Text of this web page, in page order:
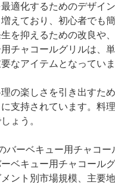
適化するためのデザイン
えており、初心者でも
を抑えるための改良や
チャコールグリルは、
なアイテムとなっていま
の楽しさを引き出すた
支持されています。料
ょう。
ーベキュー用チャコー
ベキュー用チャコール
ント別市場規模、主要